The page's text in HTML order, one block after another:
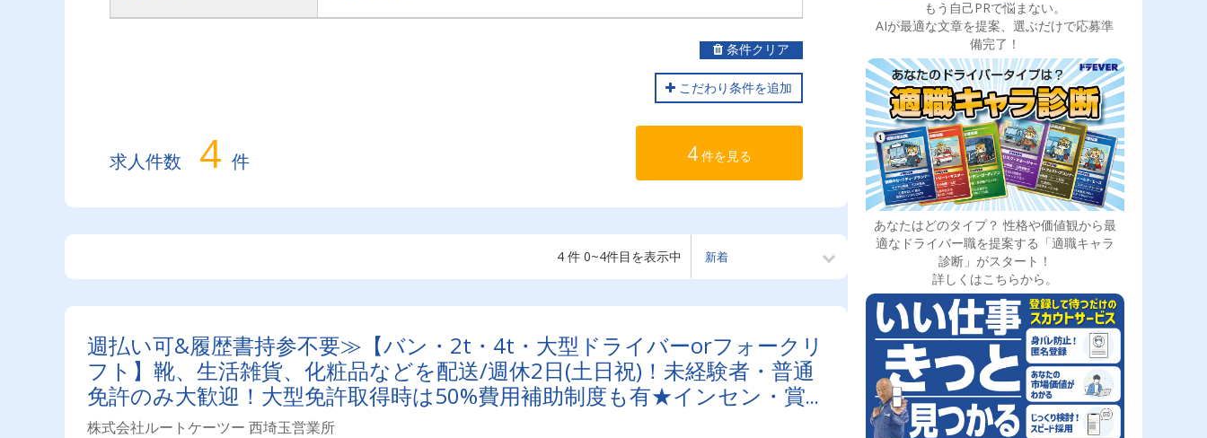
条件クリア
こだわり条件を追加
求人件数 4 件 4 件を見る
4 件 0~4件目を表示中
週払い可&履歴書持参不要≫【バン・2t・4t・大型ドライバーorフォークリ
フト】靴、生活雑貨、化粧品などを配送/週休2日(土日祝)！未経験者・普通
免許のみ大歓迎！大型免許取得時は50%費用補助制度も有★インセン・賞
与・勤続給・子ども手当など待遇充実
株式会社ルートケーツー 西埼玉営業所
もう自己PRで悩まない。
AIが最適な文章を提案、選ぶだけで応募準
備完了！
あなたはどのタイプ？ 性格や価値観から最
適なドライバー職を提案する「適職キャラ
診断」がスタート！
詳しくはこちらから。